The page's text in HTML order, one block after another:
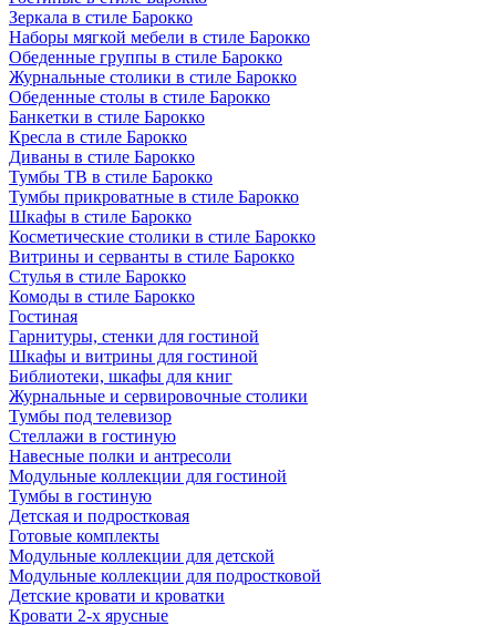
Зеркала в стиле Барокко
Наборы мягкой мебели в стиле Барокко
Обеденные группы в стиле Барокко
Журнальные столики в стиле Барокко
Обеденные столы в стиле Барокко
Банкетки в стиле Барокко
Кресла в стиле Барокко
Диваны в стиле Барокко
Тумбы ТВ в стиле Барокко
Тумбы прикроватные в стиле Барокко
Шкафы в стиле Барокко
Косметические столики в стиле Барокко
Витрины и серванты в стиле Барокко
Стулья в стиле Барокко
Комоды в стиле Барокко
Гостиная
Гарнитуры, стенки для гостиной
Шкафы и витрины для гостиной
Библиотеки, шкафы для книг
Журнальные и сервировочные столики
Тумбы под телевизор
Стеллажи в гостиную
Навесные полки и антресоли
Модульные коллекции для гостиной
Тумбы в гостиную
Детская и подростковая
Готовые комплекты
Модульные коллекции для детской
Модульные коллекции для подростковой
Детские кровати и кроватки
Кровати 2-х ярусные